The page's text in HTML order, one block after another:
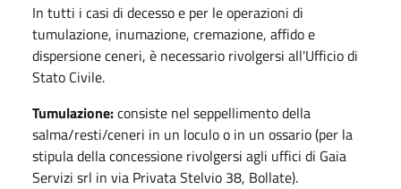
In tutti i casi di decesso e per le operazioni di
tumulazione, inumazione, cremazione, affido e
dispersione ceneri, è necessario rivolgersi all'Ufficio di
Stato Civile.
Tumulazione:consiste nel seppellimento della
salma/resti/ceneri in un loculo o in un ossario (per la
stipula della concessione rivolgersi agli uffici di Gaia
Servizi srl in via Privata Stelvio 38, Bollate).